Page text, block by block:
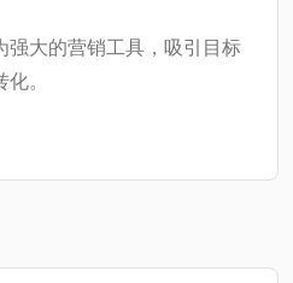
强大的营销工具，吸引目标
。